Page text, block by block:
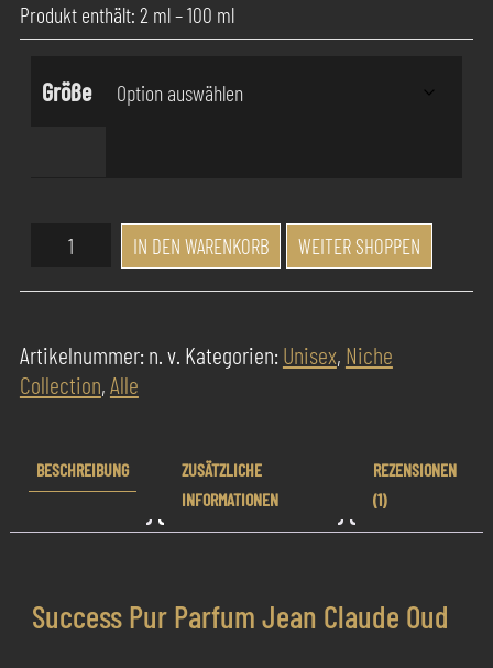
Produkt enthält: 2 ml– 100 ml
Größe
Success
Parfum
Claude
Oud
IN DEN WARENKORB WEITER SHOPPEN
Artikelnummer:n. v. Kategorien:Unisex, Niche
Collection,Alle
BESCHREIBUNG
ZUSÄTZLICHE
INFORMATIONEN
REZENSIONEN
(1)
Success Pur Parfum Jean Claude Oud